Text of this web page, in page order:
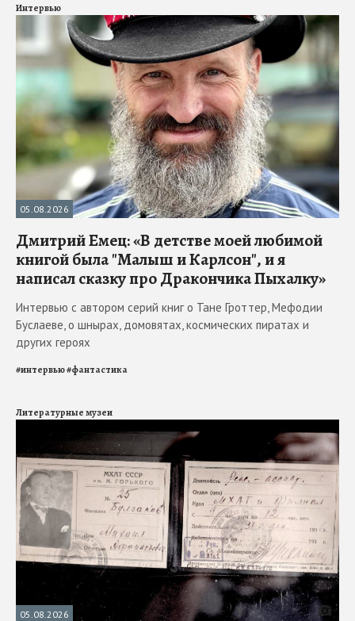
Интервью
05.08.2026
Дмитрий Емец: «В детстве моей любимой
книгой была "Малыш и Карлсон", и я
написал сказку про Дракончика Пыхалку»
Интервью с автором серий книг о Тане Гроттер, Мефодии
Буслаеве, о шнырах, домовятах, космических пиратах и
других героях
#интервью#фантастика
Литературные музеи
05.08.2026